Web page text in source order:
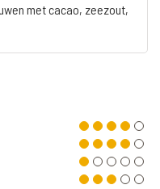
met cacao, zeezout,